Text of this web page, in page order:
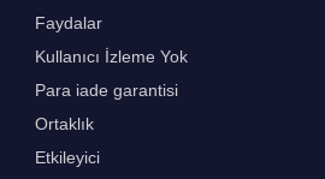
Faydalar
Kullanıcı İzleme Yok
Para iade garantisi
Ortaklık
Etkileyici